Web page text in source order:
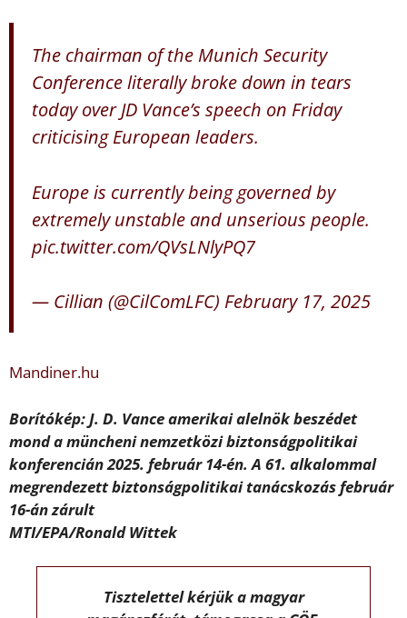
The chairman of the Munich Security
Conference literally broke down in tears
today over JD Vance’s speech on Friday
criticising European leaders.
Europe is currently being governed by
extremely unstable and unserious people.
pic.twitter.com/QVsLNlyPQ7
— Cillian (@CilComLFC) February 17, 2025
Mandiner.hu
Borítókép: J. D. Vance amerikai alelnök beszédet
mond a müncheni nemzetközi biztonságpolitikai
konferencián 2025. február 14-én. A 61. alkalommal
megrendezett biztonságpolitikai tanácskozás február
16-án zárult
MTI/EPA/Ronald Wittek
Tisztelettel kérjük a magyar